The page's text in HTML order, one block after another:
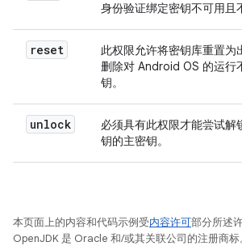
身份验证绑定密钥不可用且
reset
此权限允许将密钥库重置为
删除对 Android OS 的运行
钥。
unlock
必须具有此权限才能尝试解
钥的主密钥。
本页面上的内容和代码示例受内容许可部分所述
OpenJDK 是 Oracle 和/或其关联公司的注册商标